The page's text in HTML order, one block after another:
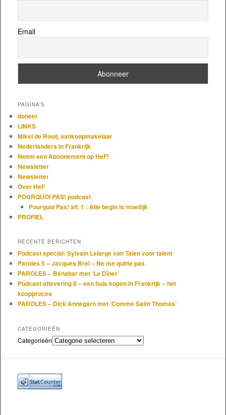
Email
PAGINA’S
doneer
LINKS
Mikel de Rooij, aankoopmakelaar
Nederlanders in Frankrijk
Neem een Abonnement op HeF!
Newsletter
Newsletter
Over HeF
POURQUOI PAS! podcast
Pourquoi Pas! afl. 1 : Alle begin is moeilijk
PROFIEL
RECENTE BERICHTEN
Podcast special: Sylvain Lelarge van Talen voor talent
Paroles 5 – Jacques Brel – Ne me quitte pas
PAROLES – Bénabar met ‘Le Dîner’
Podcast aflevering 8 – een huis kopen in Frankrijk – het
koopproces
PAROLES – Dick Annegarn met ‘Comme Saint Thomas’
CATEGORIEËN
Categorieën